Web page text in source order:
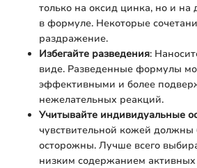
только на оксид цинка, но и на
в формуле. Некоторые
раздражение.
Избегайте разведения:
виде. Разведенные формулы
эффективными и более
нежелательных реакций.
Учитывайте индивидуальные
чувствительной кожей должны
осторожны. Лучше всего
низким содержанием активных